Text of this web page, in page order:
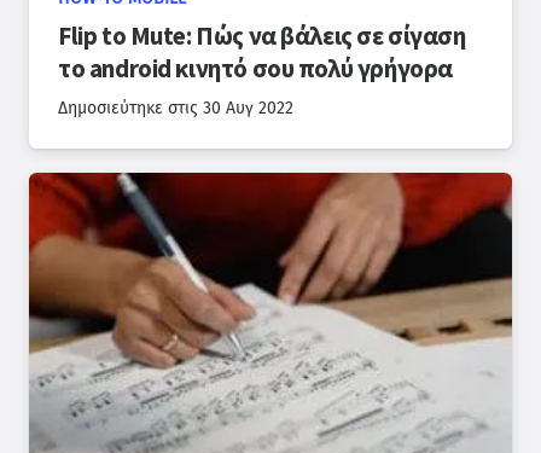
Flip to Mute: Πώς να βάλεις σε σίγαση
το android κινητό σου πολύ γρήγορα
Δημοσιεύτηκε στις 30 Αυγ 2022